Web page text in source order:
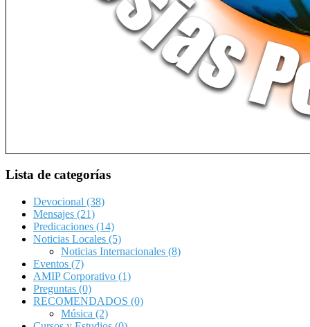
Lista de categorías
Devocional (38)
Mensajes (21)
Predicaciones (14)
Noticias Locales (5)
Noticias Internacionales (8)
Eventos (7)
AMIP Corporativo (1)
Preguntas (0)
RECOMENDADOS (0)
Música (2)